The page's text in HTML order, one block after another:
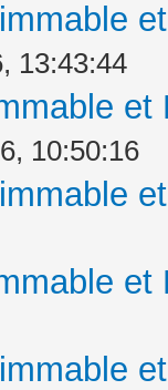
13:43:44
10:50:16